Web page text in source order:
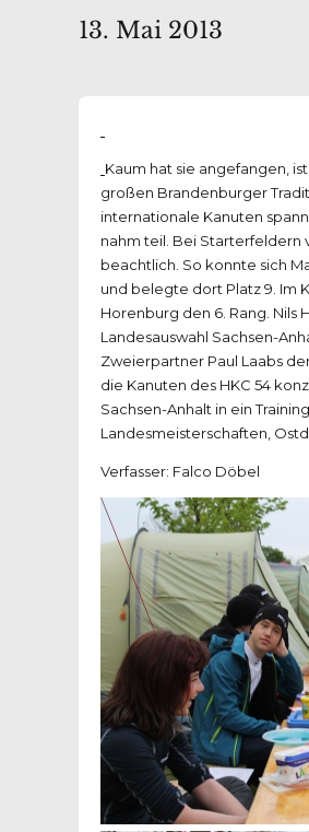
13. Mai 2013
Kaum hat sie angefangen,
großen Brandenburger
internationale Kanuten
nahm teil. Bei Starterfeldern
beachtlich. So konnte sich
und belegte dort Platz 9. Im
Horenburg den 6. Rang. Nils
Landesauswahl Sachsen-
Zweierpartner Paul Laabs
die Kanuten des HKC 54
Sachsen-Anhalt in ein
Landesmeisterschaften,
Verfasser: Falco Döbel